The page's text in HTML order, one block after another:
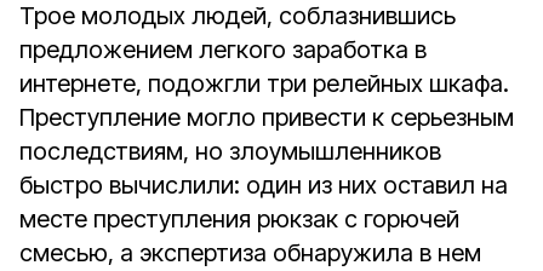
Трое молодых людей, соблазнившись
предложением легкого заработка в
интернете, подожгли три релейных шкафа.
Преступление могло привести к серьезным
последствиям, но злоумышленников
быстро вычислили: один из них оставил на
месте преступления рюкзак с горючей
смесью, а экспертиза обнаружила в нем